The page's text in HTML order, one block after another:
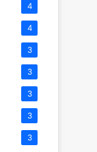
4
4
3
3
3
3
3